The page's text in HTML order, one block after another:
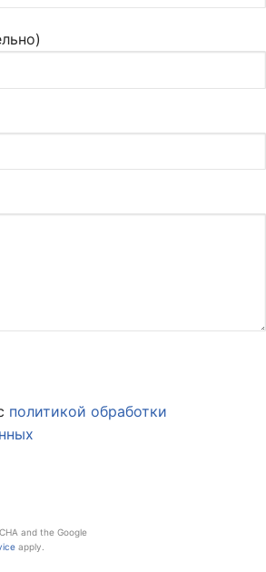
политикой обработки
and the Google
apply.